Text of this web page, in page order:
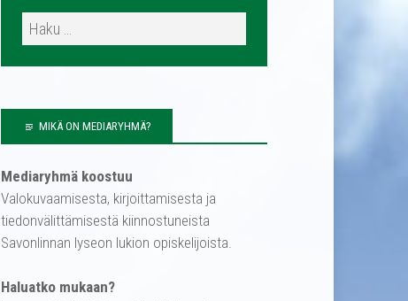
MIKÄ ON MEDIARYHMÄ?
Mediaryhmä koostuu
Valokuvaamisesta, kirjoittamisesta ja
tiedonvälittämisestä kiinnostuneista
Savonlinnan lyseon lukion opiskelijoista.
Haluatko mukaan?